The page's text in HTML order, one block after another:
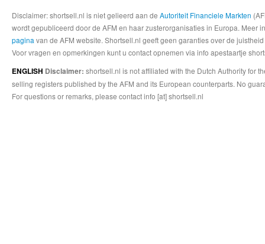
Disclaimer: shortsell.nl is niet gelieerd aan de Autoriteit Financiele Markten
wordt gepubliceerd door de AFM en haar zusterorganisaties in Europa.
pagina van de AFM website. Shortsell.nl geeft geen garanties over de
Voor vragen en opmerkingen kunt u contact opnemen via info apestaartje
ENGLISH Disclaimer: shortsell.nl is not affiliated with the Dutch Authority for
selling registers published by the AFM and its European counterparts. No
For questions or remarks, please contact info [at] shortsell.nl